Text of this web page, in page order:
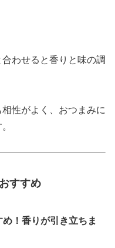
わせると香りと味の調
相性がよく、おつまみに
すすめ
！香りが引き立ちま